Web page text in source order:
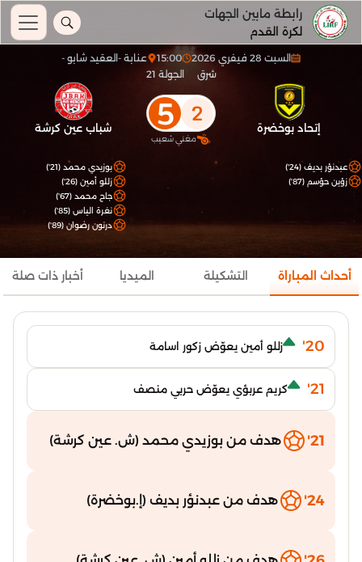
رابطة مابين الجهات
لكرة القدم
السبت 28 فيفري 2026 15:00
عنابة -العقيد شابو -
شرق
الجولة 21
إتحاد بوخضرة 2
5
مغني شعيب
شباب عين كرشة
عبدنؤر بديف (24')
زؤين حؤسم (87')
بوزيدي محمد (21')
زللو أمين (26')
جاح محمد (67')
نغرة الياس (85')
درنون رضوان (89')
أحداث المباراة التشكيلة الميديا أخبار ذات صلة
20' زللو أمين يعوّض زكور اسامة
21' كريم عربؤي يعوّض حربي منصف
21' هدف من بوزيدي محمد (ش. عين كرشة)
24' هدف من عبدنؤر بديف (إ.بوخضرة)